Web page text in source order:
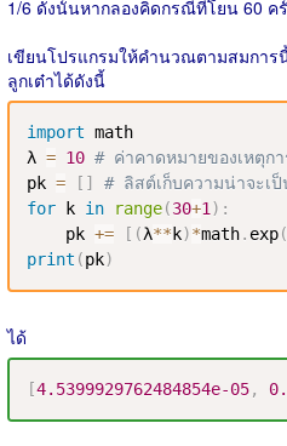
1/6 ดังนั้นหากลองคิดกรณีที่โยน 60 ค
เขียนโปรแกรมให้คำนวณตามสมการ
ลูกเต๋าได้ดังนี้
import math
λ = 10 # ค่าคาดหมายของเหตุก
pk = [ ]
# ลิสต์เก็บความน่าจะเ
for k in range(30+1) :
    pk
+= [ (λ** k)*math. exp(
print (pk)
ได้
[4.5399929762484854e-05,